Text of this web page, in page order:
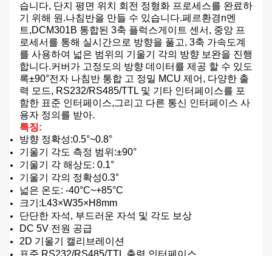
습니다, 단지 평면 위치 회전 정형화 프로세스를 완료하
기 위해 원.나침반을 만들 수 있습니다.페르환경n멘
트,DCM301B 통합된 3축 플럭스게이트 센서, 중앙 프
로세서를 통해 실시간으로 방향을 풀고, 3축 가속도계
를 사용하여 넓은 범위의 기울기 각의 방향 보완을 진행
합니다.커버가 고정도의 방향 데이터를 제공 할 수 있도
록±90°전자 나침반 통합 고 정밀 MCU 제어, 다양한 출
력 모드, RS232/RS485/TTL 및 기타 인터페이스를 포
함한 표준 인터페이스,그리고 다른 통신 인터페이스 사
용자 정의를 받아.
특징:
방향 정확성:0.5°~0.8°
기울기 각도 측정 범위:±90°
기울기 각 해상도: 0.1°
기울기 각의 정확성0.3°
넓은 온도: -40°C~+85°C
크기:L43×W35×H8mm
단단한 자석, 부드러운 자석 및 각도 보상
DC 5V 전원 공급
2D 기울기 캘리브레이션